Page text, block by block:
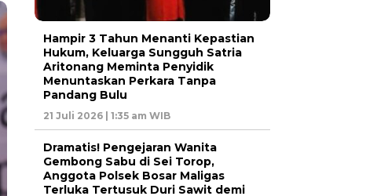
Hampir 3 Tahun Menanti Kepastian
Hukum, Keluarga Sungguh Satria
Aritonang Meminta Penyidik
Menuntaskan Perkara Tanpa
Pandang Bulu
21 Juli 2026 | 1:35 am WIB
Dramatis! Pengejaran Wanita
Gembong Sabu di Sei Torop,
Anggota Polsek Bosar Maligas
Terluka Tertusuk Duri Sawit demi